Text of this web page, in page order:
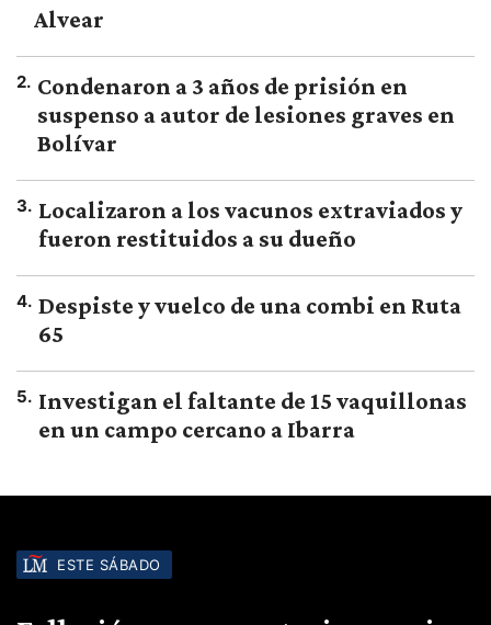
Alvear
2. Condenaron a 3 años de prisión en
suspenso a autor de lesiones graves en
Bolívar
3. Localizaron a los vacunos extraviados y
fueron restituidos a su dueño
4. Despiste y vuelco de una combi en Ruta
65
5. Investigan el faltante de 15 vaquillonas
en un campo cercano a Ibarra
ESTE SÁBADO